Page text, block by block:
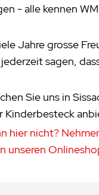
- alle kennen
Jahre grosse
sagen,
Sie uns in
Kinderbesteck
nicht?
unseren